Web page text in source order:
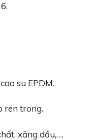
su EPDM.
ren trong.
xăng dầu,….